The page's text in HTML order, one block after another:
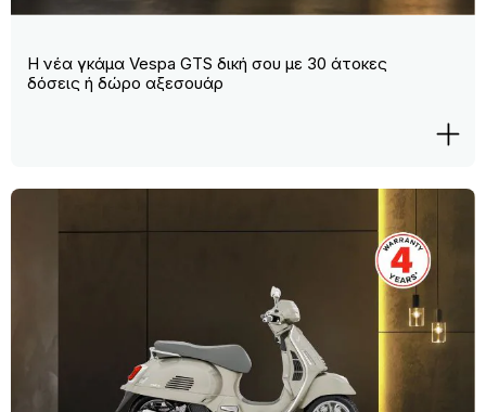
Η νέα γκάμα Vespa GTS δική σου με 30 άτοκες
δόσεις ή δώρο αξεσουάρ